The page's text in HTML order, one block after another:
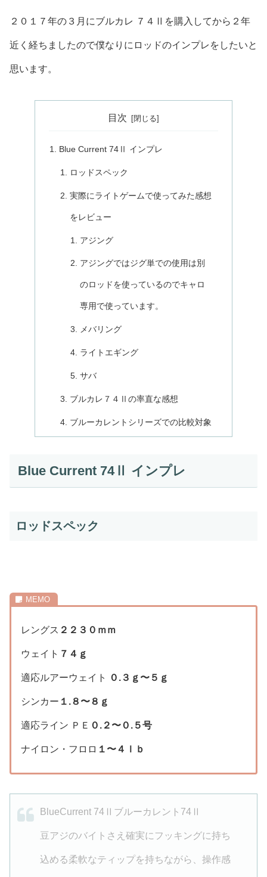
２０１７年の３月にブルカレ ７４Ⅱを購入してから２年
近く経ちましたので僕なりにロッドのインプレをしたいと
思います。
目次
Blue Current 74Ⅱ インプレ
ロッドスペック
実際にライトゲームで使ってみた感想
をレビュー
アジング
アジングではジグ単での使用は別
のロッドを使っているのでキャロ
専用で使っています。
メバリング
ライトエギング
サバ
ブルカレ７４Ⅱの率直な感想
ブルーカレントシリーズでの比較対象
Blue Current 74Ⅱ インプレ
ロッドスペック
レングス ２２３０ｍｍ
ウェイト ７４ｇ
適応ルアーウェイト ０.３ｇ〜５ｇ
シンカー １.８〜８ｇ
適応ライン ＰＥ ０.２〜０.５号
ナイロン・フロロ １〜４ｌｂ
BlueCurrent 74 Ⅱ ブルーカレント 74 Ⅱ
豆アジのバイトさえ確実にフッキングに持ち
込める柔軟なティップを持ちながら、操作感